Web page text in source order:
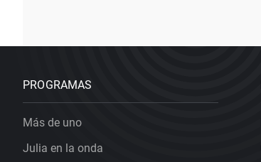
PROGRAMAS
Más de uno
Julia en la onda